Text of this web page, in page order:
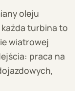
oleju
turbina to
wiatrowej
praca na